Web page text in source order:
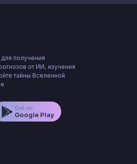
получения
от ИИ, изучения
тайны Вселенной
Get on
Google Play